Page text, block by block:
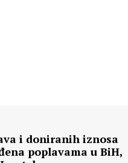
i doniranih iznosa
poplavama u BiH,